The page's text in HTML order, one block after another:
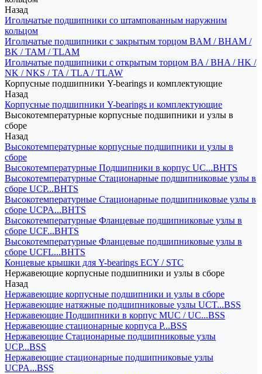
Назад
Игольчатые подшипники со штампованным наружним
кольцом
Игольчатые подшипники с закрытым торцом BAM / BHAM /
BK / TAM / TLAM
Игольчатые подшипники с открытым торцом BA / BHA / HK /
NK / NKS / TA / TLA / TLAW
Корпусные подшипники Y-bearings и комплектующие
Назад
Корпусные подшипники Y-bearings и комплектующие
Высокотемпературные корпусные подшипники и узлы в
сборе
Назад
Высокотемпературные корпусные подшипники и узлы в
сборе
Высокотемпературные Подшипники в корпус UC...BHTS
Высокотемпературные Стационарные подшипниковые узлы в
сборе UCP...BHTS
Высокотемпературные Стационарные подшипниковые узлы в
сборе UCPA...BHTS
Высокотемпературные Фланцевые подшипниковые узлы в
сборе UCF...BHTS
Высокотемпературные Фланцевые подшипниковые узлы в
сборе UCFL...BHTS
Концевые крышки для Y-bearings ECY / STC
Нержавеющие корпусные подшипники и узлы в сборе
Назад
Нержавеющие корпусные подшипники и узлы в сборе
Нержавеющие натяжные подшипниковые узлы UCT...BSS
Нержавеющие Подшипники в корпус MUC / UC...BSS
Нержавеющие стационарные корпуса P...BSS
Нержавеющие Стационарные подшипниковые узлы
UCP...BSS
Нержавеющие стационарные подшипниковые узлы
UCPA...BSS